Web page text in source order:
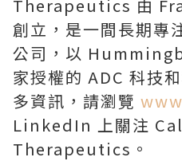
Therapeutics 由
創立，是一間長期專
公司，以
家授權的 ADC 科技
多資訊，請瀏覽
LinkedIn 上關注
Therapeutics。